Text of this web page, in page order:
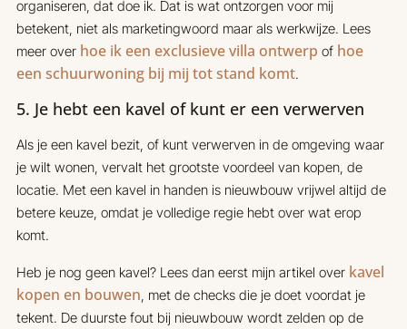
organiseren, dat doe ik. Dat is wat ontzorgen voor mij
betekent, niet als marketingwoord maar als werkwijze. Lees
meer over hoe ik een exclusieve villa ontwerp of hoe
een schuurwoning bij mij tot stand komt.
5. Je hebt een kavel of kunt er een verwerven
Als je een kavel bezit, of kunt verwerven in de omgeving waar
je wilt wonen, vervalt het grootste voordeel van kopen, de
locatie. Met een kavel in handen is nieuwbouw vrijwel altijd de
betere keuze, omdat je volledige regie hebt over wat erop
komt.
Heb je nog geen kavel? Lees dan eerst mijn artikel over kavel
kopen en bouwen, met de checks die je doet voordat je
tekent. De duurste fout bij nieuwbouw wordt zelden op de